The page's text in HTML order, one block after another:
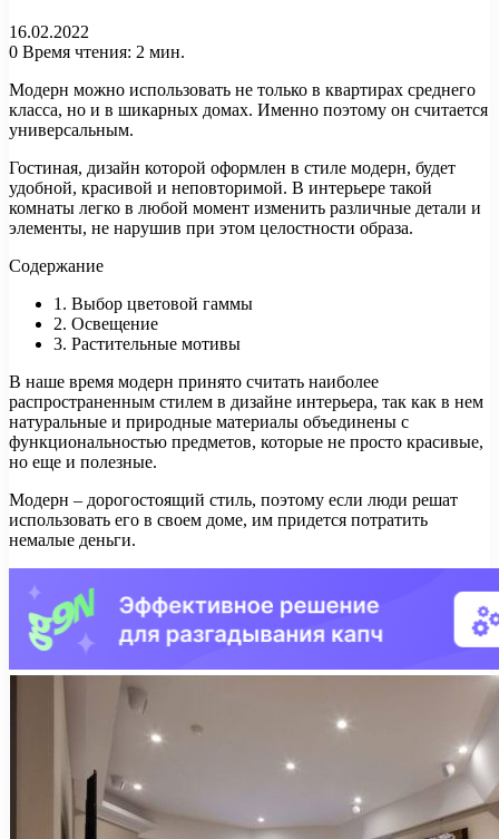
16.02.2022
0 Время чтения: 2 мин.
Модерн можно использовать не только в квартирах среднего
класса, но и в шикарных домах. Именно поэтому он считается
универсальным.
Гостиная, дизайн которой оформлен в стиле модерн, будет
удобной, красивой и неповторимой. В интерьере такой
комнаты легко в любой момент изменить различные детали и
элементы, не нарушив при этом целостности образа.
Содержание
1. Выбор цветовой гаммы
2. Освещение
3. Растительные мотивы
В наше время модерн принято считать наиболее
распространенным стилем в дизайне интерьера, так как в нем
натуральные и природные материалы объединены с
функциональностью предметов, которые не просто красивые,
но еще и полезные.
Модерн – дорогостоящий стиль, поэтому если люди решат
использовать его в своем доме, им придется потратить
немалые деньги.